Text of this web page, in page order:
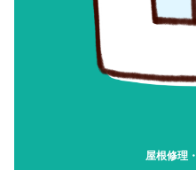
屋根修理